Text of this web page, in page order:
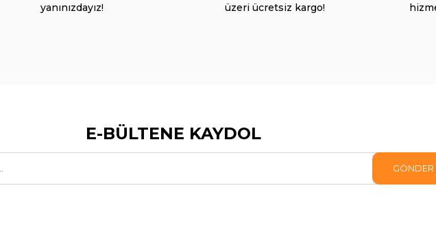
yanınızdayız!
üzeri ücretsiz kargo!
E-BÜLTENE KAYDOL
GÖNDER